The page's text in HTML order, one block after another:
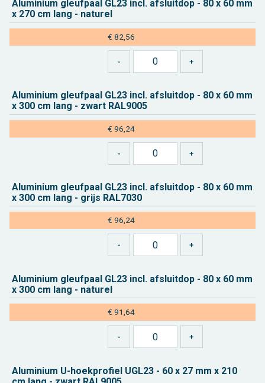
Alu­mi­ni­um gleuf­paal GL23 incl. af­sluit­dop - 80 x 60 mm
x 270 cm lang - na­tu­rel
€ 82,56
Alu­mi­ni­um gleuf­paal GL23 incl. af­sluit­dop - 80 x 60 mm
x 300 cm lang - zwart RAL9005
€ 96,24
Alu­mi­ni­um gleuf­paal GL23 incl. af­sluit­dop - 80 x 60 mm
x 300 cm lang - grijs RAL7030
€ 96,24
Alu­mi­ni­um gleuf­paal GL23 incl. af­sluit­dop - 80 x 60 mm
x 300 cm lang - na­tu­rel
€ 91,64
Alu­mi­ni­um U-hoek­pro­fiel UGL23 - 60 x 27 mm x 210